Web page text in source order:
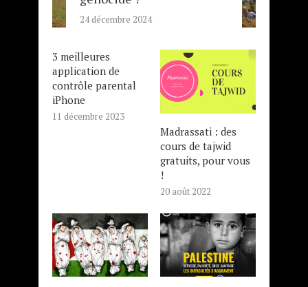
24 décembre 2024
3 meilleures
application de
contrôle parental
iPhone
11 décembre 2023
Madrassati : des
cours de tajwid
gratuits, pour vous
!
20 août 2022